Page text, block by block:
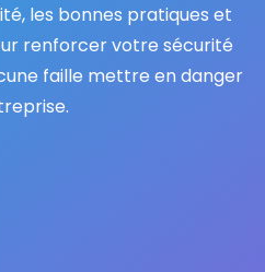
les bonnes pratiques et
renforcer votre sécurité
faille mettre en danger